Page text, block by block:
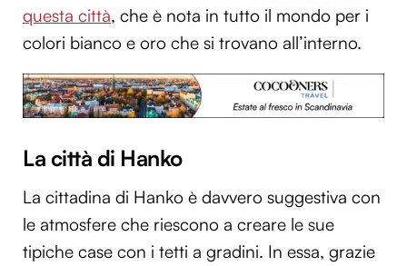
questa città, che è nota in tutto il mondo per i
colori bianco e oro che si trovano all’interno.
La città di Hanko
La cittadina di Hanko è davvero suggestiva con
le atmosfere che riescono a creare le sue
tipiche case con i tetti a gradini. In essa, grazie